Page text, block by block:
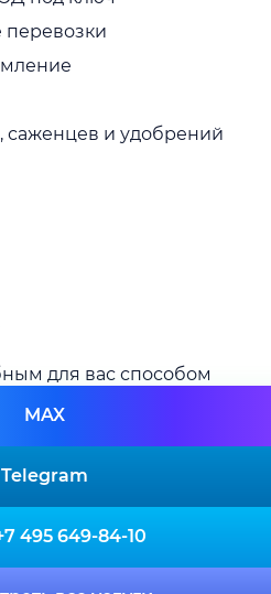
саженцев и удобрений
для вас способом
MAX
Telegram
495 649-84-10